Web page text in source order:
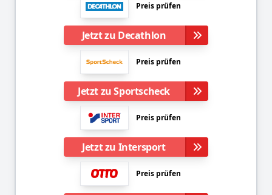
Preis prüfen
Jetzt zu Decathlon
Preis prüfen
Jetzt zu Sportscheck
Preis prüfen
Jetzt zu Intersport
Preis prüfen